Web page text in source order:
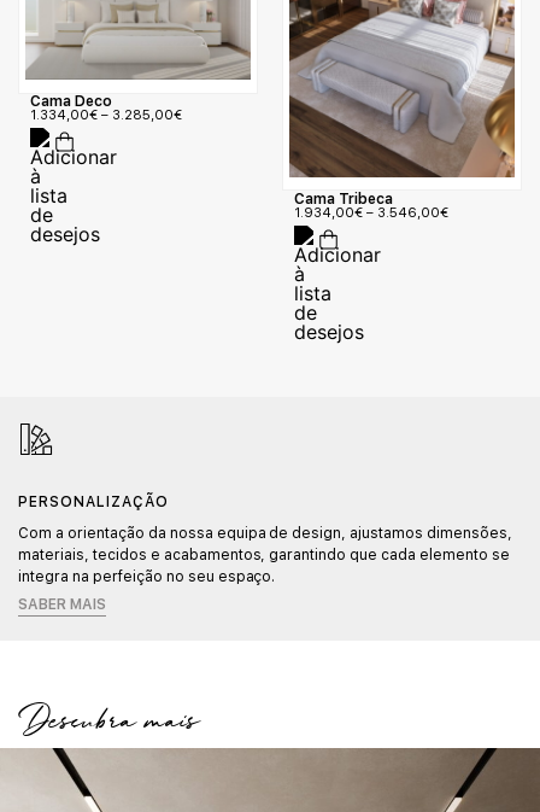
Cama Deco
1.334,00€ – 3.285,00€
Cama Tribeca
1.934,00€ – 3.546,00€
PERSONALIZAÇÃO
Com a orientação da nossa equipa de design, ajustamos dimensões,
materiais, tecidos e acabamentos, garantindo que cada elemento se
integra na perfeição no seu espaço.
SABER MAIS
Descubra mais